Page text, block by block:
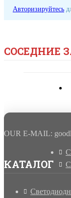
Авторизируйтесь
СОСЕДНИЕ
OUR E-MAIL:
КАТАЛОГ